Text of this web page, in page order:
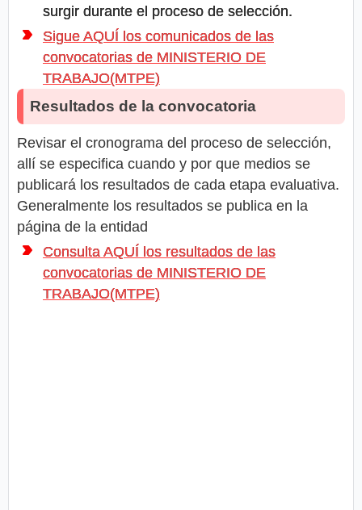
surgir durante el proceso de selección.
Sigue AQUÍ los comunicados de las
convocatorias de MINISTERIO DE
TRABAJO(MTPE)
Resultados de la convocatoria
Revisar el cronograma del proceso de selección,
allí se especifica cuando y por que medios se
publicará los resultados de cada etapa evaluativa.
Generalmente los resultados se publica en la
página de la entidad
Consulta AQUÍ los resultados de las
convocatorias de MINISTERIO DE
TRABAJO(MTPE)